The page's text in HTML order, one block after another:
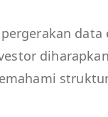
data